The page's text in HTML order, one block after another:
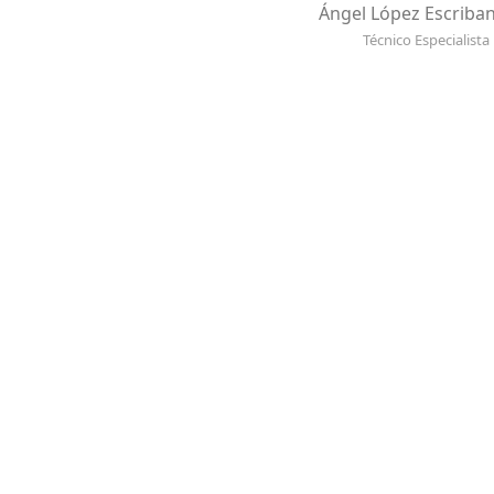
Ángel López
Técnico Especialista